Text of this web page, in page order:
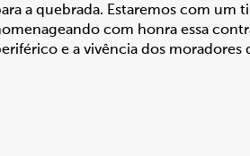
a quebrada. Estaremos com um
com honra essa
e a vivência dos moradores